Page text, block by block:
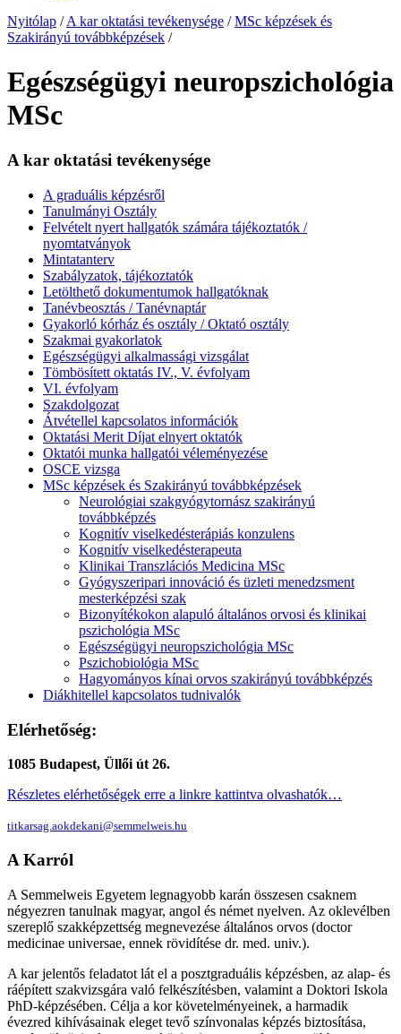
Nyitólap /A kar oktatási tevékenysége / MSc képzések és
Szakirányú továbbképzések /
Egészségügyi neuropszichológia
MSc
A kar oktatási tevékenysége
A graduális képzésről
Tanulmányi Osztály
Felvételt nyert hallgatók számára tájékoztatók /
nyomtatványok
Mintatanterv
Szabályzatok, tájékoztatók
Letölthető dokumentumok hallgatóknak
Tanévbeosztás / Tanévnaptár
Gyakorló kórház és osztály / Oktató osztály
Szakmai gyakorlatok
Egészségügyi alkalmassági vizsgálat
Tömbösített oktatás IV., V. évfolyam
VI. évfolyam
Szakdolgozat
Átvétellel kapcsolatos információk
Oktatási Merit Díjat elnyert oktatók
Oktatói munka hallgatói véleményezése
OSCE vizsga
MSc képzések és Szakirányú továbbképzések
Neurológiai szakgyógytornász szakirányú
továbbképzés
Kognitív viselkedésterápiás konzulens
Kognitív viselkedésterapeuta
Klinikai Transzlációs Medicina MSc
Gyógyszeripari innováció és üzleti menedzsment
mesterképzési szak
Bizonyítékokon alapuló általános orvosi és klinikai
pszichológia MSc
Egészségügyi neuropszichológia MSc
Pszichobiológia MSc
Hagyományos kínai orvos szakirányú továbbképzés
Diákhitellel kapcsolatos tudnivalók
Elérhetőség:
1085 Budapest, Üllői út 26.
Részletes elérhetőségek erre a linkre kattintva olvashatók…
titkarsag.aokdekani@semmelweis.hu
A Karról
A Semmelweis Egyetem legnagyobb karán összesen csaknem
négyezren tanulnak magyar, angol és német nyelven. Az oklevélben
szereplő szakképzettség megnevezése általános orvos (doctor
medicinae universae, ennek rövidítése dr. med. univ.).
A kar jelentős feladatot lát el a posztgraduális képzésben, az alap- és
ráépített szakvizsgára való felkészítésben, valamint a Doktori Iskola
PhD-képzésében. Célja a kor követelményeinek, a harmadik
évezred kihívásainak eleget tevő színvonalas képzés biztosítása,